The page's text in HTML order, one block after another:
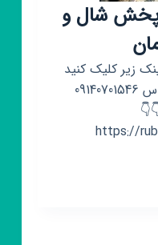
شال و
زیر کلیک کنید
👇👇 @arman_tayco تماس 09140701546
https://